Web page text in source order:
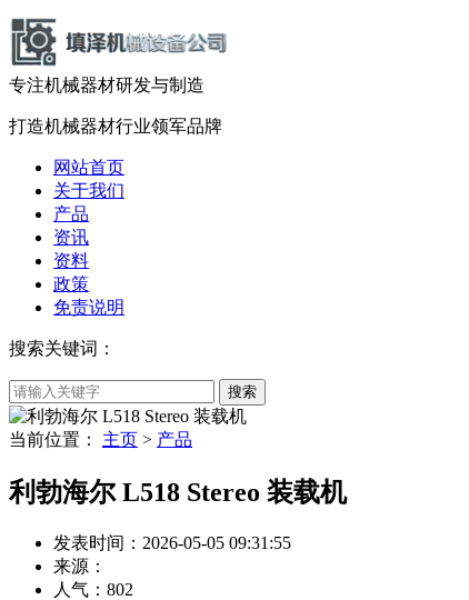
专注机械器材研发与制造
打造机械器材行业领军品牌
网站首页
关于我们
产品
资讯
资料
政策
免责说明
搜索关键词：
当前位置： 主页 > 产品
利勃海尔 L518 Stereo 装载机
发表时间：2026-05-05 09:31:55
来源：
人气： 802